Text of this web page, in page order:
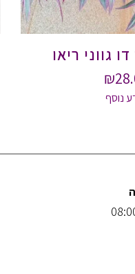
גווני ריאו
₪
נוסף